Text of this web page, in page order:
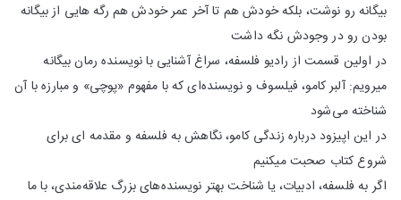
بیگانه رو نوشت، بلکه خودش هم تا آخر عمر خودش هم رگه هایی از بیگانه
بودن رو در وجودش نگه داشت
در اولین قسمت از رادیو فلسفه، سراغ آشنایی با نویسنده رمان بیگانه
میرویم: آلبر کامو، فیلسوف و نویسنده‌ای که با مفهوم «پوچی» و مبارزه با آن
شناخته می‌شود
در این اپیزود درباره زندگی کامو، نگاهش به فلسفه و مقدمه ای برای
شروع کتاب صحبت میکنیم
اگر به فلسفه، ادبیات، یا شناخت بهتر نویسنده‌های بزرگ علاقه‌مندی، با ما